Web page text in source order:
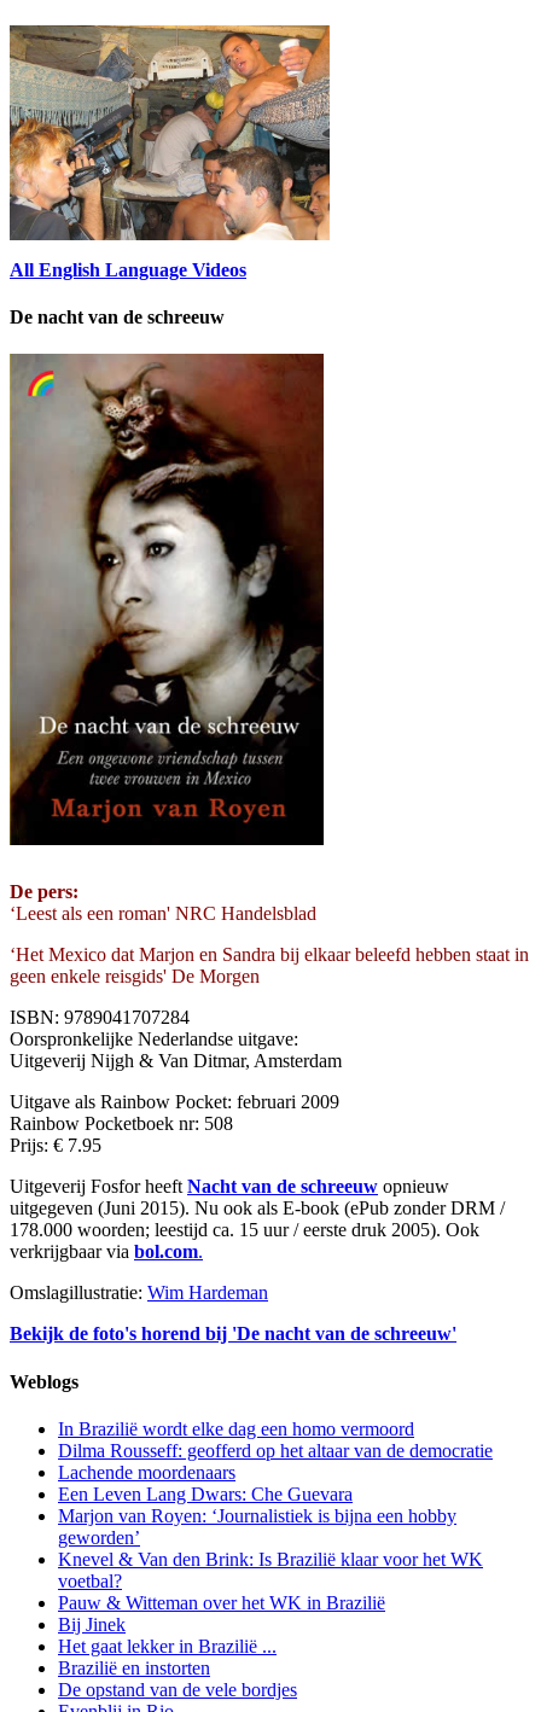
All English Language Videos
De nacht van de schreeuw
De pers:
‘Leest als een roman' NRC Handelsblad
‘Het Mexico dat Marjon en Sandra bij elkaar beleefd hebben staat in
geen enkele reisgids' De Morgen
ISBN: 9789041707284
Oorspronkelijke Nederlandse uitgave:
Uitgeverij Nijgh & Van Ditmar, Amsterdam
Uitgave als Rainbow Pocket: februari 2009
Rainbow Pocketboek nr: 508
Prijs: € 7.95
Uitgeverij Fosfor heeft Nacht van de schreeuw opnieuw
uitgegeven (Juni 2015). Nu ook als E-book (ePub zonder DRM /
178.000 woorden; leestijd ca. 15 uur / eerste druk 2005). Ook
verkrijgbaar via bol.com.
Omslagillustratie: Wim Hardeman
Bekijk de foto's horend bij 'De nacht van de schreeuw'
Weblogs
In Brazilië wordt elke dag een homo vermoord
Dilma Rousseff: geofferd op het altaar van de democratie
Lachende moordenaars
Een Leven Lang Dwars: Che Guevara
Marjon van Royen: ‘Journalistiek is bijna een hobby
geworden’
Knevel & Van den Brink: Is Brazilië klaar voor het WK
voetbal?
Pauw & Witteman over het WK in Brazilië
Bij Jinek
Het gaat lekker in Brazilië ...
Brazilië en instorten
De opstand van de vele bordjes